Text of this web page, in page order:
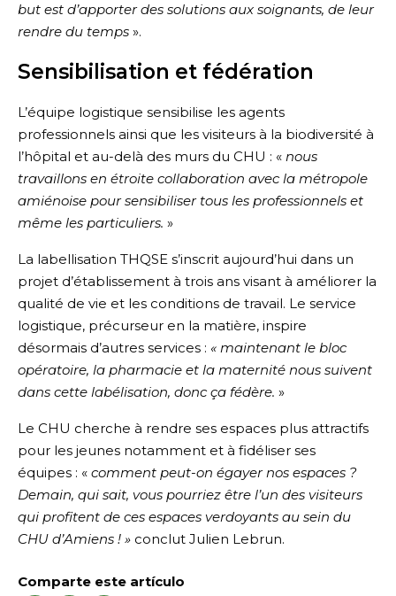
but est d’apporter des solutions aux soignants, de leur
rendre du temps ».
Sensibilisation et fédération
L’équipe logistique sensibilise les agents
professionnels ainsi que les visiteurs à la biodiversité à
l’hôpital et au-delà des murs du CHU : « nous
travaillons en étroite collaboration avec la métropole
amiénoise pour sensibiliser tous les professionnels et
même les particuliers. »
La labellisation THQSE s’inscrit aujourd’hui dans un
projet d’établissement à trois ans visant à améliorer la
qualité de vie et les conditions de travail. Le service
logistique, précurseur en la matière, inspire
désormais d’autres services : « maintenant le bloc
opératoire, la pharmacie et la maternité nous suivent
dans cette labélisation, donc ça fédère. »
Le CHU cherche à rendre ses espaces plus attractifs
pour les jeunes notamment et à fidéliser ses
équipes : « comment peut-on égayer nos espaces ?
Demain, qui sait, vous pourriez être l’un des visiteurs
qui profitent de ces espaces verdoyants au sein du
CHU d’Amiens ! » conclut Julien Lebrun.
Comparte este artículo